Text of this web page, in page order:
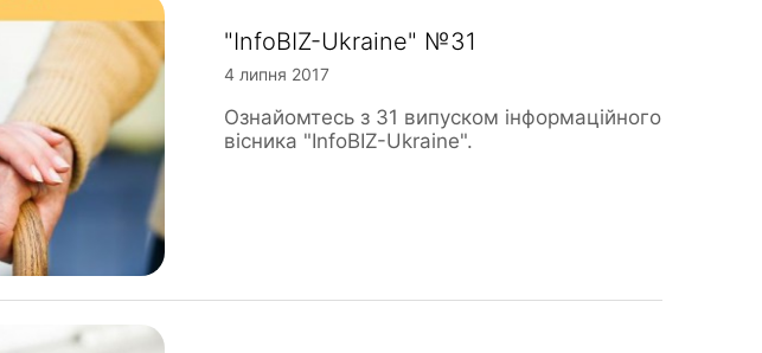
"InfoBIZ-Ukraine" №31
4 липня 2017
Ознайомтесь з 31 випуском інформаційного
вісника "InfoBIZ-Ukraine".